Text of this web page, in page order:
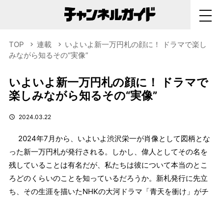
TOP 連載
いよいよ新一万円札の顔に！ ドラマで楽し
みながら知るその“実像”
いよいよ新一万円札の顔に！ ドラマで
楽しみながら知るその“実像”
2024.03.22
2024年7月から、いよいよ渋沢栄一が肖像として図柄とな
った新一万円札が発行される。しかし、偉人としてその名を
残していることは有名だが、私たちは彼について本当のとこ
ろどのくらいのことを知っているだろうか。新札発行に先立
ち、その生涯を描いたNHKの大河ドラマ「青天を衝け」がチ